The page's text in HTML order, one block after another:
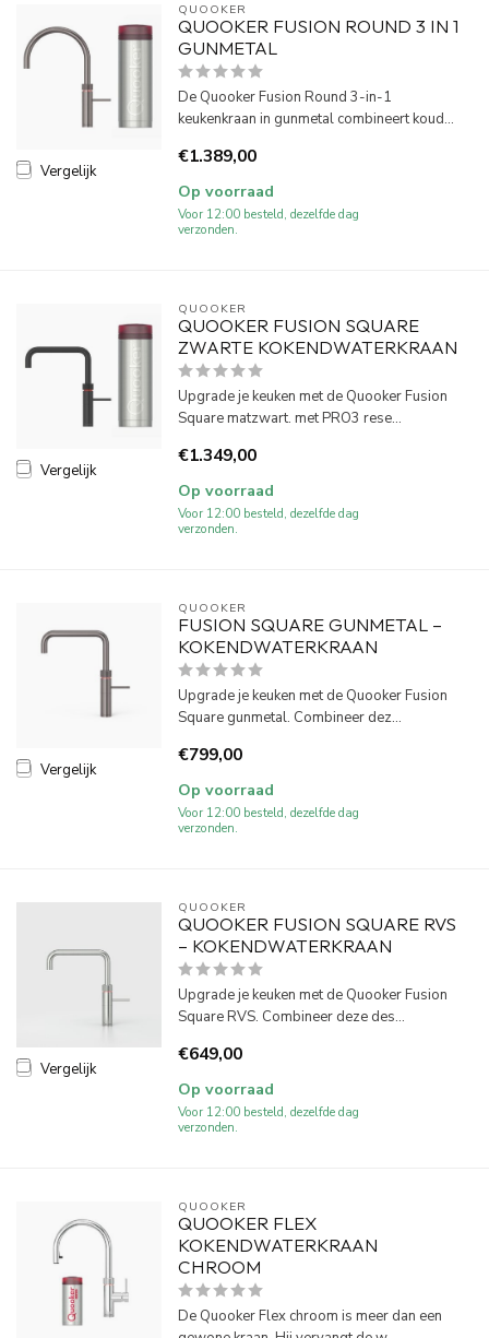
Vergelijk
QUOOKER
QUOOKER FUSION ROUND 3 IN 1
GUNMETAL
De Quooker Fusion Round 3-in-1
keukenkraan in gunmetal combineert koud...
€1.389,00
Op voorraad
Voor 12:00 besteld, dezelfde dag
verzonden.
Vergelijk
QUOOKER
QUOOKER FUSION SQUARE
ZWARTE KOKENDWATERKRAAN
Upgrade je keuken met de Quooker Fusion
Square matzwart. met PRO3 rese...
€1.349,00
Op voorraad
Voor 12:00 besteld, dezelfde dag
verzonden.
Vergelijk
QUOOKER
FUSION SQUARE GUNMETAL –
KOKENDWATERKRAAN
Upgrade je keuken met de Quooker Fusion
Square gunmetal. Combineer dez...
€799,00
Op voorraad
Voor 12:00 besteld, dezelfde dag
verzonden.
Vergelijk
QUOOKER
QUOOKER FUSION SQUARE RVS
– KOKENDWATERKRAAN
Upgrade je keuken met de Quooker Fusion
Square RVS. Combineer deze des...
€649,00
Op voorraad
Voor 12:00 besteld, dezelfde dag
verzonden.
QUOOKER
QUOOKER FLEX
KOKENDWATERKRAAN
CHROOM
De Quooker Flex chroom is meer dan een